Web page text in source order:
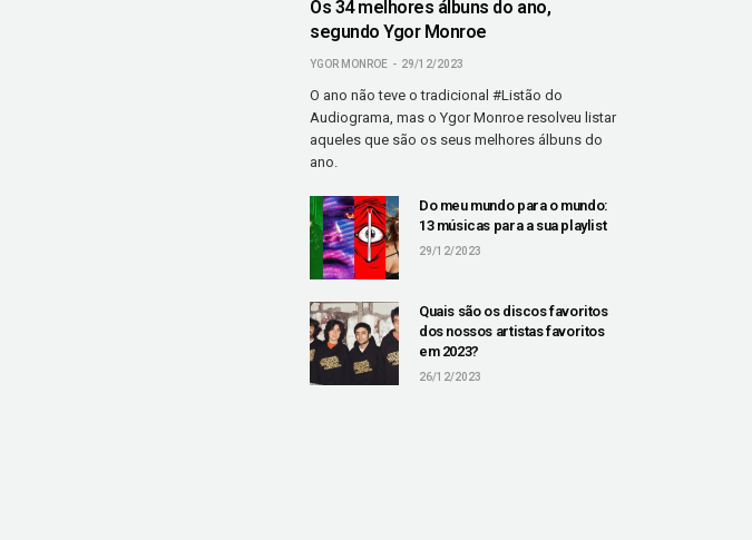
Os 34 melhores álbuns do ano,
segundo Ygor Monroe
YGOR MONROE 29/12/2023
O ano não teve o tradicional #Listão do
Audiograma, mas o Ygor Monroe resolveu listar
aqueles que são os seus melhores álbuns do
ano.
Do meu mundo para o mundo:
13 músicas para a sua playlist
29/12/2023
Quais são os discos favoritos
dos nossos artistas favoritos
em 2023?
26/12/2023